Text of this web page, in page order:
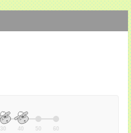
30 40 50 60